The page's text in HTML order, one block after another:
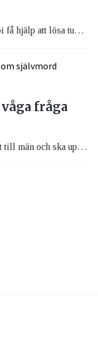
Många människor kan genom psykoterapi få hjälp att lösa tunga problem men behandlingarna är inte alltid bara positiva och nästan varannan patient har upplevt någon form av negativ effekt under sin behandling.
fråga
Kampanjen ”Stör döden” riktar sig främst till män och ska uppmana oss att våga ställa obekväma frågor om självmord. Dessa frågor kan innebära räddningen för en person som går i suicidtankar.